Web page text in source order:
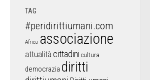
TAG
#peridirittiumani.com
Africa associazione
attualità cittadini cultura
democrazia diritti